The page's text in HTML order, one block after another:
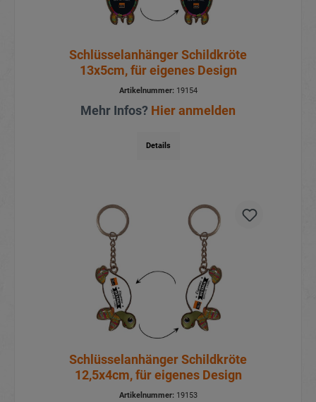
Schlüsselanhänger Schildkröte
13x5cm, für eigenes Design
Artikelnummer:19154
Mehr Infos? Hier anmelden
Details
Schlüsselanhänger Schildkröte
12,5x4cm, für eigenes Design
Artikelnummer:19153